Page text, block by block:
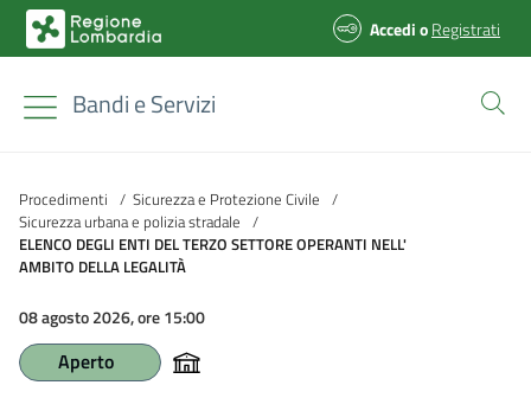
AccedioRegistrati
Bandi e Servizi
Procedimenti / Sicurezza e Protezione Civile /
Sicurezza urbana e polizia stradale /
ELENCO DEGLI ENTI DEL TERZO SETTORE OPERANTI NELL'
AMBITO DELLA LEGALITÀ
08 agosto 2026, ore 15:00
Aperto